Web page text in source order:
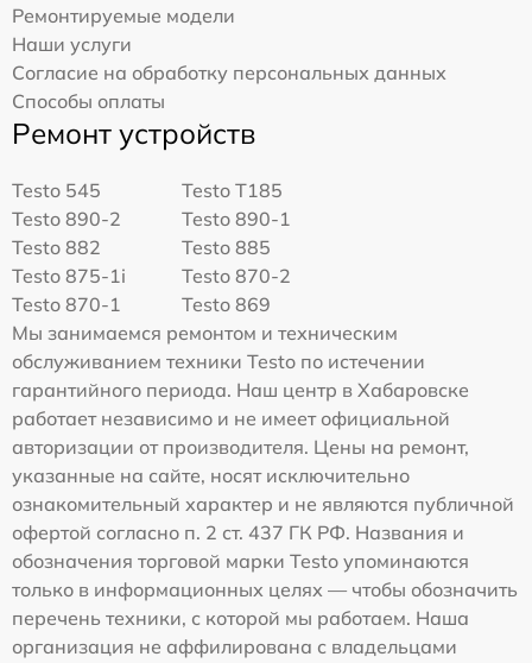
Ремонтируемые модели
Наши услуги
Согласие на обработку персональных данных
Способы оплаты
Ремонт устройств
Testo 545
Testo T185
Testo 890-2
Testo 890-1
Testo 882
Testo 885
Testo 875-1i
Testo 870-2
Testo 870-1
Testo 869
Мы занимаемся ремонтом и техническим
обслуживанием техники Testo по истечении
гарантийного периода. Наш центр в Хабаровске
работает независимо и не имеет официальной
авторизации от производителя. Цены на ремонт,
указанные на сайте, носят исключительно
ознакомительный характер и не являются публичной
офертой согласно п. 2 ст. 437 ГК РФ. Названия и
обозначения торговой марки Testo упоминаются
только в информационных целях — чтобы обозначить
перечень техники, с которой мы работаем. Наша
организация не аффилирована с владельцами